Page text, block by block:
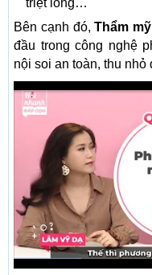
Bên cạnh đó,Thẩm
đầu trong công nghệ
nội soi an toàn, thu